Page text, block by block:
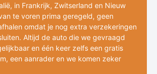
in Frankrijk, Zwitserland en Nieuw
te voren prima geregeld, geen
omdat je nog extra verzekeringen
Altijd de auto die we gevraagd
en één keer zelfs een gratis
een aanrader en we komen zeker